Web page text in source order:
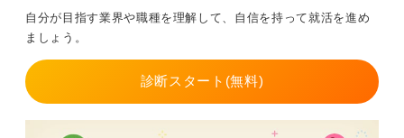
1
業界のやりがいを理解し、冷静にキャリアを見すえ
よう
しかしその裏には、未経験からでも挑戦しやすく、実務
自分が目指す業界や職種を理解して、自信を持って就活を進め
ましょう。
診断スタート(無料)